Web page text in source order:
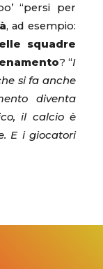
“persi per
, ad esempio:
squadre
? “I
si fa anche
diventa
il calcio è
E i giocatori